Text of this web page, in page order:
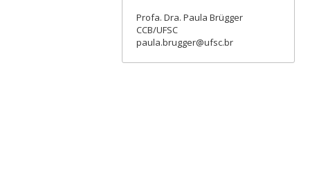
Profa. Dra. Paula Brügger
CCB/UFSC
paula.brugger@ufsc.br